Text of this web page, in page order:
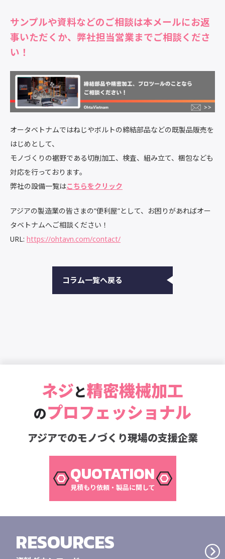
サンプルや資料などのご相談は本メールにお返
事いただくか、弊社担当営業までご相談くださ
い！
オータベトナムではねじやボルトの締結部品などの既製品販売を
はじめとして、
モノづくりの裾野である切削加工、検査、組み立て、梱包なども
対応を行っております。
弊社の設備一覧はこちらをクリック
アジアの製造業の皆さまの”便利屋”として、お困りがあればオー
タベトナムへご相談ください！
URL: https://ohtavn.com/contact/
コラム一覧へ戻る
ネジと精密機械加工
のプロフェッショナル
アジアでのモノづくり現場の支援企業
QUOTATION
見積もり依頼・製品に関して
RESOURCES